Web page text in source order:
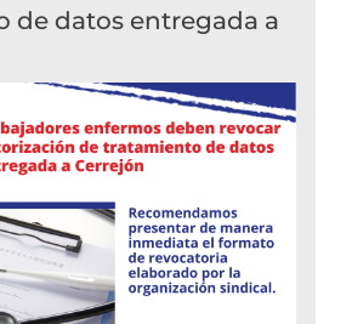
de datos entregada a